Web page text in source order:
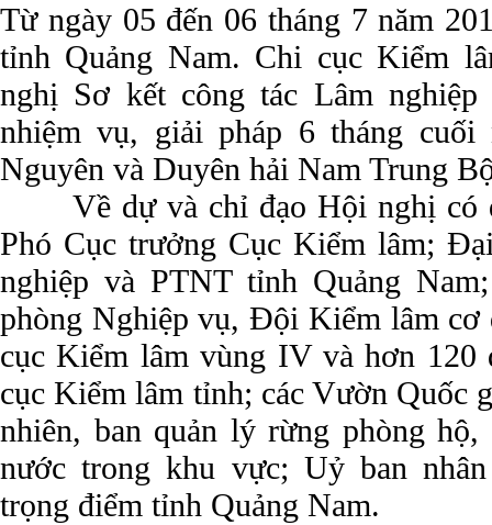
Từ ngày 05 đến 06 tháng 7 năm
tỉnh Quảng Nam. Chi cục Kiểm
nghị Sơ kết công tác Lâm
nhiệm vụ, giải pháp 6 tháng
Nguyên và Duyên hải Nam Trung
Về dự và chỉ đạo Hội nghị
Phó Cục trưởng Cục Kiểm lâm;
nghiệp và PTNT tỉnh Quảng
phòng Nghiệp vụ, Đội Kiểm lâm cơ
cục Kiểm lâm vùng IV và hơn 120
cục Kiểm lâm tỉnh; các Vườn Quốc
nhiên, ban quản lý rừng phòng
nước trong khu vực; Uỷ ban
trọng điểm tỉnh Quảng Nam.